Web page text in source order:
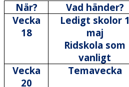
När? Vad händer?
Vecka
18
Ledigt skolor 1
maj
Ridskola som
vanligt
Vecka
20
Temavecka